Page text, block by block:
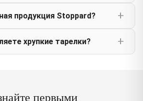
продукция Stoppard?
хрупкие тарелки?
первыми